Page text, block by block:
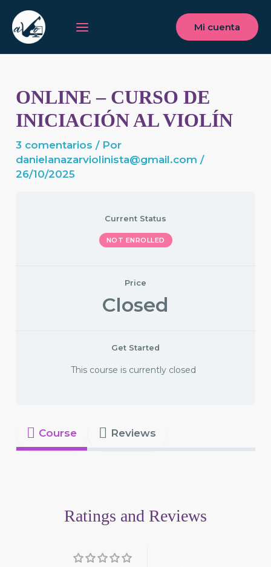
contenido
Mi cuenta
ONLINE – CURSO DE
INICIACIÓN AL VIOLÍN
3 comentarios / Por
danielanazarviolinista@gmail.com/
26/10/2025
Current Status
NOT ENROLLED
Price
Closed
Get Started
This course is currently closed
Course Reviews
Ratings and Reviews